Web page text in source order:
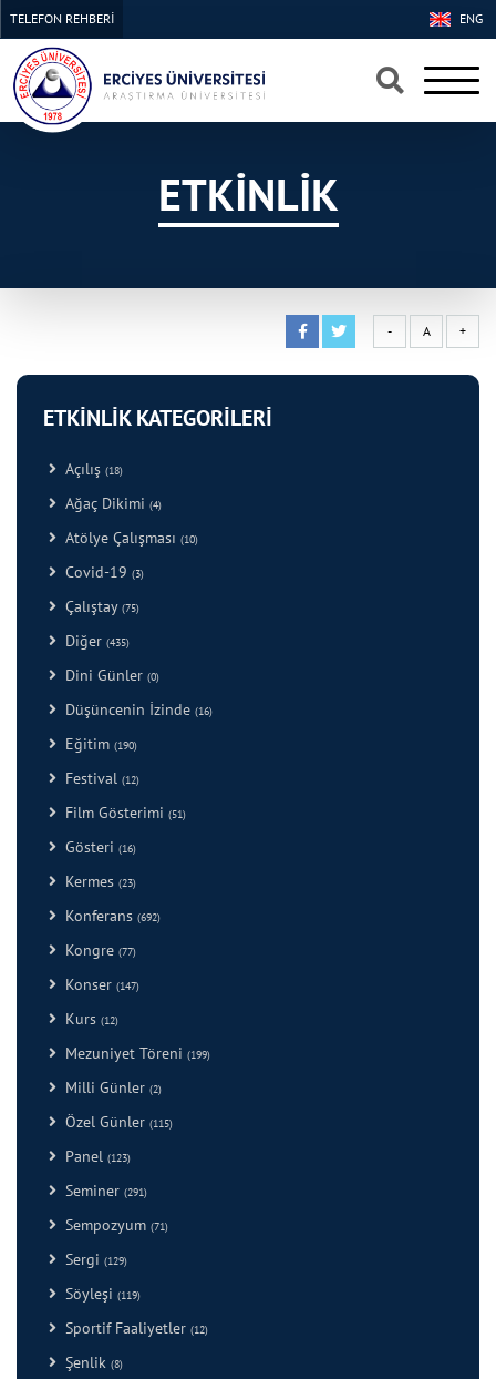
×
×
ENG
TELEFON REHBERİ
ETKİNLİK
- A +
ETKİNLİK KATEGORİLERİ
Açılış (18)
Ağaç Dikimi (4)
Atölye Çalışması (10)
Covid-19 (3)
Çalıştay (75)
Diğer (435)
Dini Günler (0)
Düşüncenin İzinde (16)
Eğitim (190)
Festival (12)
Film Gösterimi (51)
Gösteri (16)
Kermes (23)
Konferans (692)
Kongre (77)
Konser (147)
Kurs (12)
Mezuniyet Töreni (199)
Milli Günler (2)
Özel Günler (115)
Panel (123)
Seminer (291)
Sempozyum (71)
Sergi (129)
Söyleşi (119)
Sportif Faaliyetler (12)
Şenlik (8)